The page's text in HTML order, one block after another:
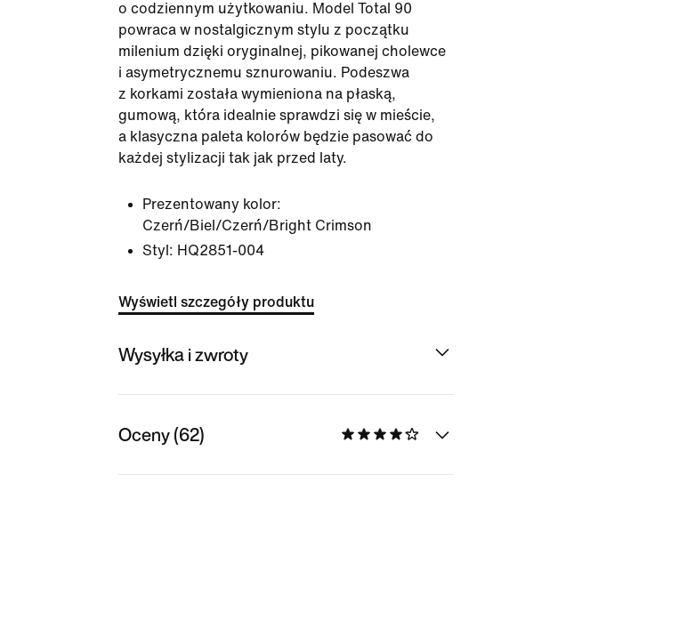
o codziennym użytkowaniu. Model Total 90
powraca w nostalgicznym stylu z początku
milenium dzięki oryginalnej, pikowanej cholewce
i asymetrycznemu sznurowaniu. Podeszwa
z korkami została wymieniona na płaską,
gumową, która idealnie sprawdzi się w mieście,
a klasyczna paleta kolorów będzie pasować do
każdej stylizacji tak jak przed laty.
Prezentowany kolor:
Czerń/Biel/Czerń/Bright Crimson
Styl: HQ2851-004
Wyświetl szczegóły produktu
Wysyłka i zwroty
Oceny (62)